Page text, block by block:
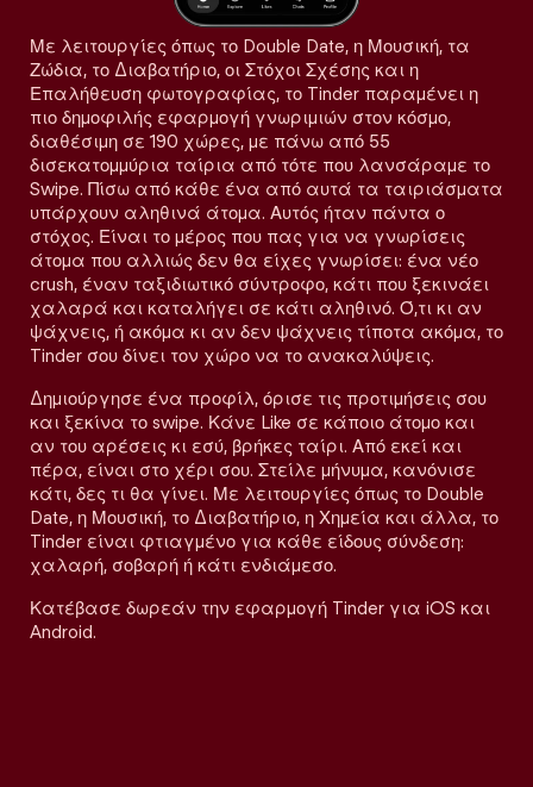
Με λειτουργίες όπως το Double Date, η Μουσική, τα
Ζώδια, το Διαβατήριο, οι Στόχοι Σχέσης και η
Επαλήθευση φωτογραφίας, το Tinder παραμένει η
πιο δημοφιλής εφαρμογή γνωριμιών στον κόσμο,
διαθέσιμη σε 190 χώρες, με πάνω από 55
δισεκατομμύρια ταίρια από τότε που λανσάραμε το
Swipe. Πίσω από κάθε ένα από αυτά τα ταιριάσματα
υπάρχουν αληθινά άτομα. Αυτός ήταν πάντα ο
στόχος. Είναι το μέρος που πας για να γνωρίσεις
άτομα που αλλιώς δεν θα είχες γνωρίσει: ένα νέο
crush, έναν ταξιδιωτικό σύντροφο, κάτι που ξεκινάει
χαλαρά και καταλήγει σε κάτι αληθινό. Ό,τι κι αν
ψάχνεις, ή ακόμα κι αν δεν ψάχνεις τίποτα ακόμα, το
Tinder σου δίνει τον χώρο να το ανακαλύψεις.
Δημιούργησε ένα προφίλ, όρισε τις προτιμήσεις σου
και ξεκίνα το swipe. Κάνε Like σε κάποιο άτομο και
αν του αρέσεις κι εσύ, βρήκες ταίρι. Από εκεί και
πέρα, είναι στο χέρι σου. Στείλε μήνυμα, κανόνισε
κάτι, δες τι θα γίνει. Με λειτουργίες όπως το Double
Date, η Μουσική, το Διαβατήριο, η Χημεία και άλλα, το
Tinder είναι φτιαγμένο για κάθε είδους σύνδεση:
χαλαρή, σοβαρή ή κάτι ενδιάμεσο.
Κατέβασε δωρεάν την εφαρμογή Tinder για iOS και
Android.